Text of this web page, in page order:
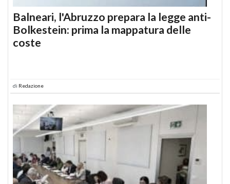
Balneari, l'Abruzzo prepara la legge anti-
Bolkestein: prima la mappatura delle
coste
di Redazione